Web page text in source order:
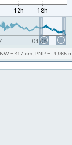
NW= 417 cm, PNP = -4,965